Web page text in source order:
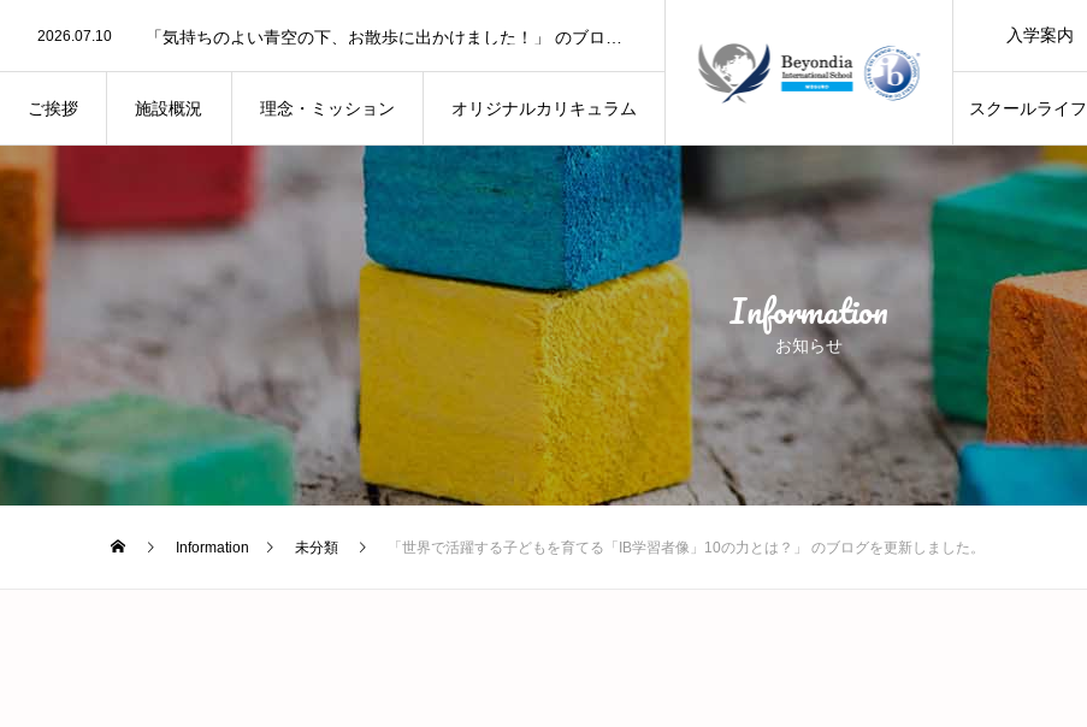
「世界で活躍する子どもを育てる「IB学習者像」10の力とは？」 のブログを更新しました。
ご挨拶 施設概況 理念・ミッション オリジナルカリキュラム スクールライフ
2026.07.10
2026.06.5 「説明会のお知らせ」 のブログを更新しました。
2026.07.10 「Beyondia Summer Workshop 2026 開催！」 のブログを更新しました。
「世界で活躍する子どもを育てる「IB学習者像」10の力とは？」 のブログを更新しました。
2026.06.5 「説明会のお知らせ」 のブログを更新しました。
入学案内
Information
お知らせ
Information 未分類 「世界で活躍する子どもを育てる「IB学習者像」10の力とは？」 のブログを更新しました。